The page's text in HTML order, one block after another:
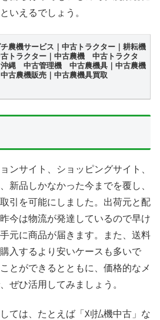
いえるでしょう。
チ農機サービス｜中古トラクター｜耕耘機
古トラクター｜中古農機 中古トラクタ
縄 中古管理機 中古農機具｜中古農機
古農機販売｜中古農機具買取
ンサイト、ショッピングサイト、
新品しかなかった今までを覆し、
引を可能にしました。出荷元と配
今は物流が発達しているので早け
元に商品が届きます。また、送料
入するより安いケースも多いで
とができるとともに、価格的なメ
ぜひ活用してみましょう。
ては、たとえば「刈払機中古」な